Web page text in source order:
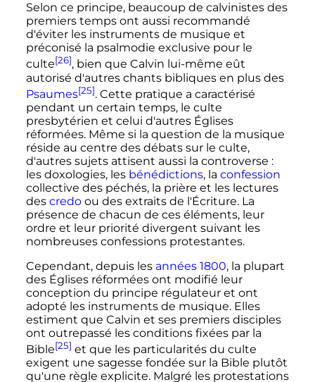
Selon ce principe, beaucoup de calvinistes des
premiers temps ont aussi recommandé
d'éviter les instruments de musique et
préconisé la psalmodie exclusive pour le
culte[26], bien que Calvin lui-même eût
autorisé d'autres chants bibliques en plus des
Psaumes[25]. Cette pratique a caractérisé
pendant un certain temps, le culte
presbytérien et celui d'autres Églises
réformées. Même si la question de la musique
réside au centre des débats sur le culte,
d'autres sujets attisent aussi la controverse :
les doxologies, les bénédictions, la confession
collective des péchés, la prière et les lectures
des credoou des extraits de l'Écriture. La
présence de chacun de ces éléments, leur
ordre et leur priorité divergent suivant les
nombreuses confessions protestantes.
Cependant, depuis les années 1800, la plupart
des Églises réformées ont modifié leur
conception du principe régulateur et ont
adopté les instruments de musique. Elles
estiment que Calvin et ses premiers disciples
ont outrepassé les conditions fixées par la
Bible[25] et que les particularités du culte
exigent une sagesse fondée sur la Bible plutôt
qu'une règle explicite. Malgré les protestations